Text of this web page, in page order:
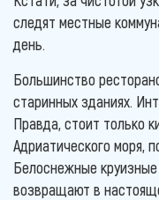
следят местные
день.
Большинство
старинных зданиях.
Правда, стоит только
Адриатического моря,
Белоснежные
возвращают в